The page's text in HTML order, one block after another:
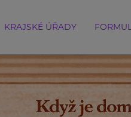
KRAJSKÉ ÚŘADY